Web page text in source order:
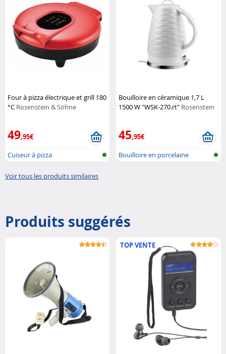
Four à pizza électrique et grill 180
°C Rosenstein & Söhne
49,95€
Cuiseur à pizza
Bouilloire en céramique 1,7 L
1500 W "WSK-270.rt" Rosenstein
45,95€
Bouilloire en porcelaine
Voir tous les produits similaires
Produits suggérés
TOP VENTE